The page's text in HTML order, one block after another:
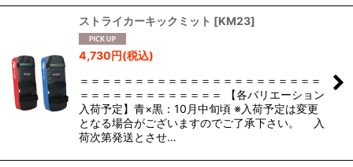
ストライカーキックミット [KM23]
4,730円(税込)
＝＝＝＝＝＝＝＝＝＝＝＝＝＝＝＝＝＝＝＝＝＝
＝＝＝＝＝＝＝＝＝＝＝＝＝ 【各バリエーション
入荷予定】青×黒：10月中旬頃 ※入荷予定は変更
となる場合がございますのでご了承下さい。 入
荷次第発送とさせ…